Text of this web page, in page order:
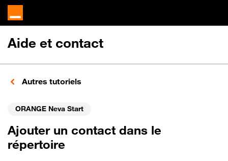
Aide et contact
Autres tutoriels
ORANGE Neva Start
Ajouter un contact dans le
répertoire